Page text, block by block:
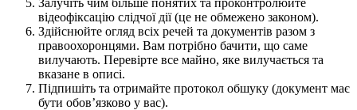
відеофіксацію слідчої дії (це не обмежено законом).
Здійснюйте огляд всіх речей та документів разом з
правоохоронцями. Вам потрібно бачити, що саме
вилучають. Перевірте все майно, яке вилучається та
вказане в описі.
Підпишіть та отримайте протокол обшуку (документ має
бути обов’язково у вас).